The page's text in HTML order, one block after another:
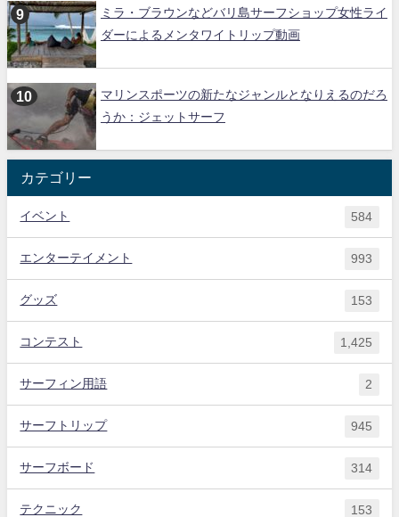
ミラ・ブラウンなどバリ島サーフショップ女性ライ
ダーによるメンタワイトリップ動画
マリンスポーツの新たなジャンルとなりえるのだろ
うか：ジェットサーフ
カテゴリー
イベント 584
エンターテイメント 993
グッズ 153
コンテスト 1,425
サーフィン用語 2
サーフトリップ 945
サーフボード 314
テクニック 153